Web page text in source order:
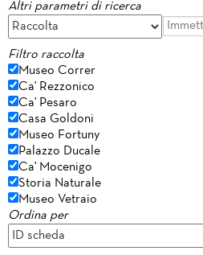
Altri parametri di ricerca
Filtro raccolta
Museo Correr
Ca' Rezzonico
Ca' Pesaro
Casa Goldoni
Museo Fortuny
Palazzo Ducale
Ca' Mocenigo
Storia Naturale
Museo Vetraio
Ordina per